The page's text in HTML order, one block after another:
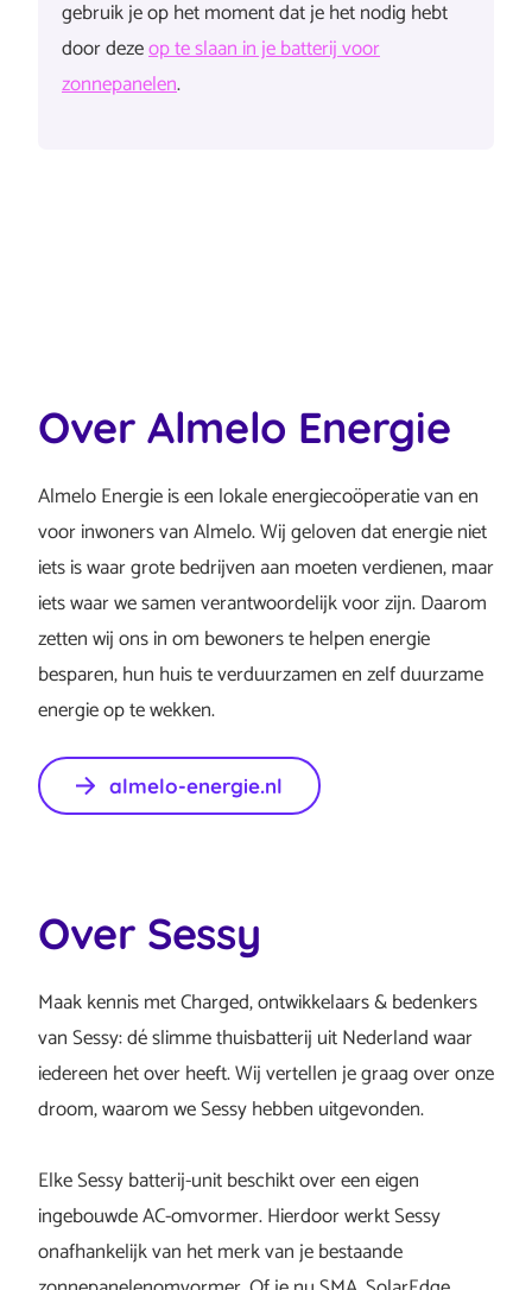
gebruik je op het moment dat je het nodig hebt
door dezeop te slaan in je batterij voor
zonnepanelen.
Over Almelo Energie
Almelo Energie is een lokale energiecoöperatie van en
voor inwoners van Almelo. Wij geloven dat energie niet
iets is waar grote bedrijven aan moeten verdienen, maar
iets waar we samen verantwoordelijk voor zijn. Daarom
zetten wij ons in om bewoners te helpen energie
besparen, hun huis te verduurzamen en zelf duurzame
energie op te wekken.
almelo-energie.nl
Over Sessy
Maak kennis met Charged, ontwikkelaars & bedenkers
van Sessy: dé slimme thuisbatterij uit Nederland waar
iedereen het over heeft. Wij vertellen je graag over onze
droom, waarom we Sessy hebben uitgevonden.
Elke Sessy batterij-unit beschikt over een eigen
ingebouwde AC-omvormer. Hierdoor werkt Sessy
onafhankelijk van het merk van je bestaande